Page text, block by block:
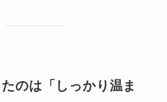
のは「しっかり温ま